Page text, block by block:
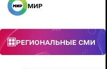
МИР
Региональные СМИ